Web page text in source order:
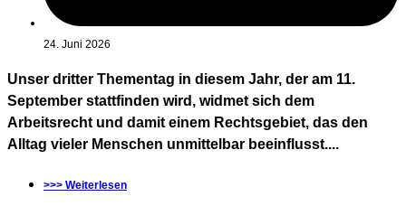
24. Juni 2026
Unser dritter Thementag in diesem Jahr, der am 11.
September stattfinden wird, widmet sich dem
Arbeitsrecht und damit einem Rechtsgebiet, das den
Alltag vieler Menschen unmittelbar beeinflusst....
>>> Weiterlesen